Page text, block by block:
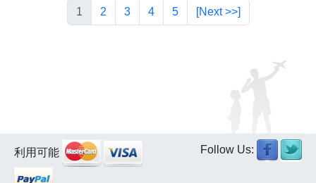
1 2 3 4 5 [Next >>]
利用可能 Follow Us: